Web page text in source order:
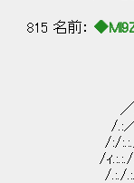
815 名前：
-
／
/.:／
/:/:.:./.:.:.:.／
/ｨ.:.:./:.:.:./.:.:/
/.:./.:.: /.:.:/.:,